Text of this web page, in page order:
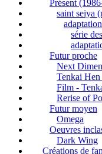
Présent
saint seiya
série
Futur proche
Next
Tenkai
Film -
Rerise of
Futur moyen
Omega
Oeuvres
Dark Wing
Créations de